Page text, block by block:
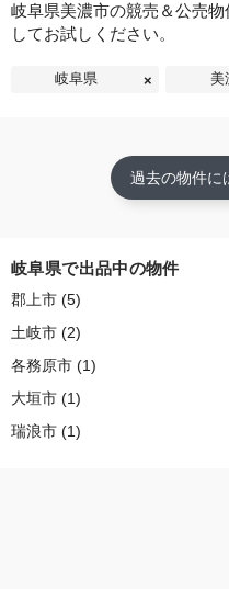
岐阜県美濃市の競売＆公売物
してお試しください。
岐阜県 美
過去の物件に
岐阜県で出品中の物件
郡上市 (5)
土岐市 (2)
各務原市 (1)
大垣市 (1)
瑞浪市 (1)